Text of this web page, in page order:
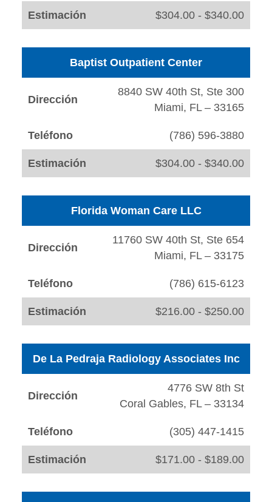
Estimación $304.00 - $340.00
Baptist Outpatient Center
Dirección
8840 SW 40th St, Ste 300
Miami, FL – 33165
Teléfono (786) 596-3880
Estimación $304.00 - $340.00
Florida Woman Care LLC
Dirección
11760 SW 40th St, Ste 654
Miami, FL – 33175
Teléfono (786) 615-6123
Estimación $216.00 - $250.00
De La Pedraja Radiology Associates Inc
Dirección
4776 SW 8th St
Coral Gables, FL – 33134
Teléfono (305) 447-1415
Estimación $171.00 - $189.00